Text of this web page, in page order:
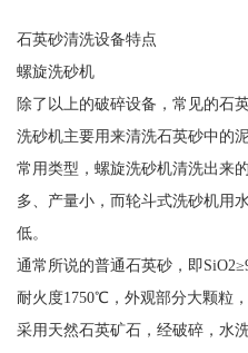
石英砂清洗设备特点
螺旋洗砂机
除了以上的破碎设备，常见的石
洗砂机主要用来清洗石英砂中的
常用类型，螺旋洗砂机清洗出来
多、产量小，而轮斗式洗砂机用
低。
通常所说的普通石英砂，即
耐火度1750℃，外观部分大颗粒
采用天然石英矿石，经破碎，水